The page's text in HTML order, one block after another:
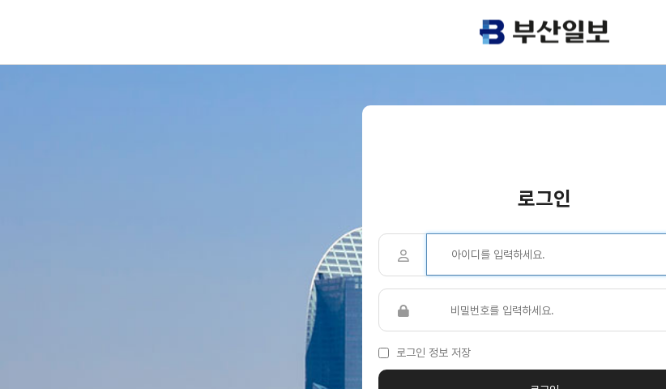
로그인
로그인 정보 저장